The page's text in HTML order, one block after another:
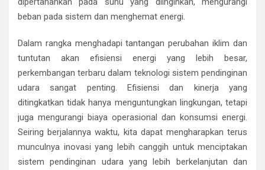
beban pada sistem dan menghemat energi.
Dalam rangka menghadapi tantangan perubahan iklim dan
tuntutan akan efisiensi energi yang lebih besar,
perkembangan terbaru dalam teknologi sistem pendinginan
udara sangat penting. Efisiensi dan kinerja yang
ditingkatkan tidak hanya menguntungkan lingkungan, tetapi
juga mengurangi biaya operasional dan konsumsi energi.
Seiring berjalannya waktu, kita dapat mengharapkan terus
munculnya inovasi yang lebih canggih untuk menciptakan
sistem pendinginan udara yang lebih berkelanjutan dan